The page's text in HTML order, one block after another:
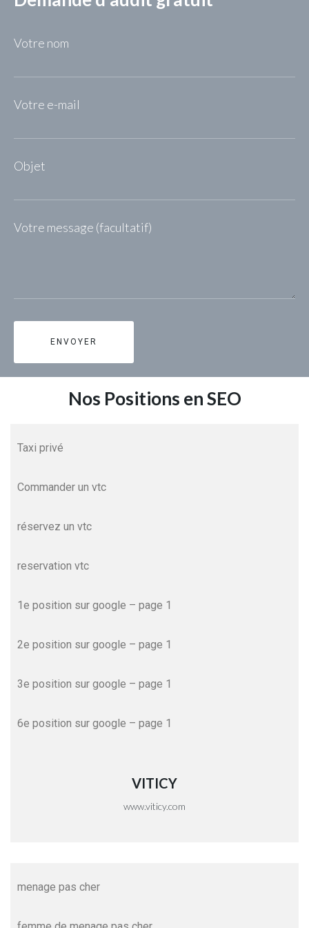
Votre nom
Votre e-mail
Objet
Votre message (facultatif)
Nos Positions en SEO
Taxi privé
Commander un vtc
réservez un vtc
reservation vtc
1e position sur google – page 1
2e position sur google – page 1
3e position sur google – page 1
6e position sur google – page 1
VITICY
www.viticy.com
menage pas cher